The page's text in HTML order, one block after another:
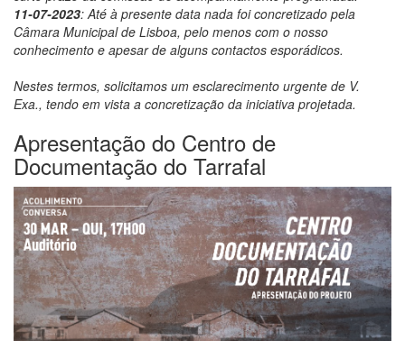
11-07-2023: Até à presente data nada foi concretizado pela
Câmara Municipal de Lisboa, pelo menos com o nosso
conhecimento e apesar de alguns contactos esporádicos.
Nestes termos, solicitamos um esclarecimento urgente de V.
Exa., tendo em vista a concretização da iniciativa projetada.
Apresentação do Centro de
Documentação do Tarrafal